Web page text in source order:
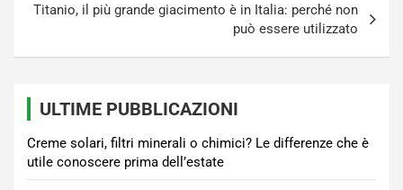
Titanio, il più grande giacimento è in Italia: perché non
può essere utilizzato
ULTIME PUBBLICAZIONI
Creme solari, filtri minerali o chimici? Le differenze che è
utile conoscere prima dell’estate